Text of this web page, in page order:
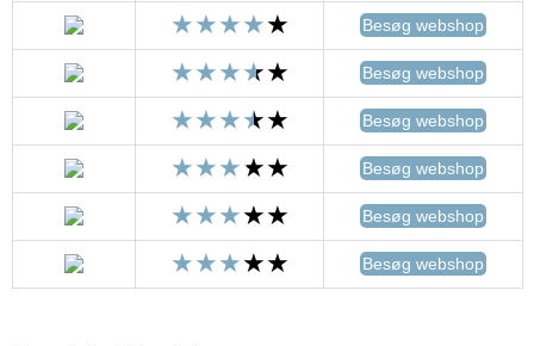
Besøg webshop
Besøg webshop
Besøg webshop
Besøg webshop
Besøg webshop
Besøg webshop